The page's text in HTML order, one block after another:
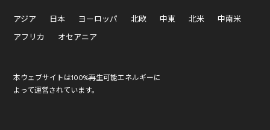
アジア 日本 ヨーロッパ 北欧 中東 北米
中南米
アフリカ
オセアニア
本ウェブサイトは100%再生可能エネルギーに
よって運営されています。